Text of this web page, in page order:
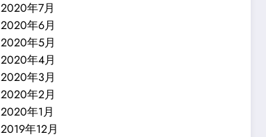
2020年7月
2020年6月
2020年5月
2020年4月
2020年3月
2020年2月
2020年1月
2019年12月